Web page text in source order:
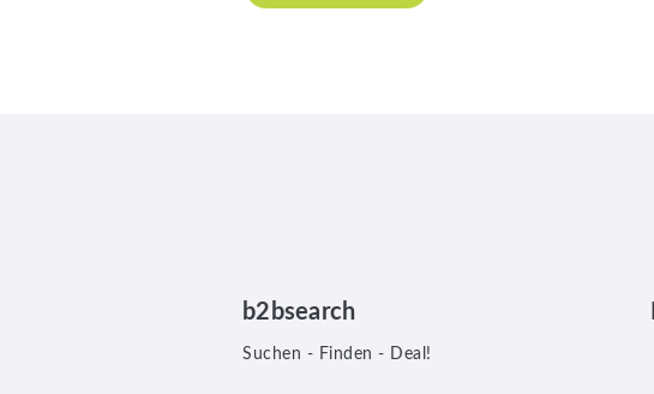
b2bsearch
Suchen - Finden - Deal!